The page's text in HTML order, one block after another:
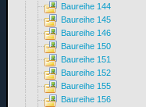
Baureihe 144
Baureihe 145
Baureihe 146
Baureihe 150
Baureihe 151
Baureihe 152
Baureihe 155
Baureihe 156